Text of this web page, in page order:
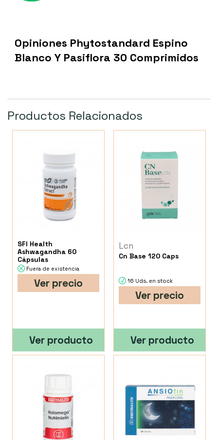
Opiniones Phytostandard Espino
Blanco Y Pasiflora 30 Comprimidos
Productos Relacionados
SFI Health
Ashwagandha 60
Cápsulas
Fuera de existencia
Ver precio
Ver producto
Lcn
Cn Base 120 Caps
16 Uds. en stock
Ver precio
Ver producto